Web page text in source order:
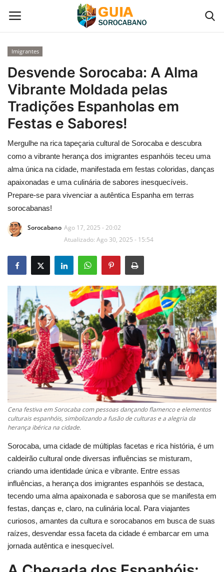
Início
Contato
Gastronomia em Sorocaba
Galeria de Fotos
Categoria
Imigrantes
Desvende Sorocaba: A Alma
Vibrante Moldada pelas
Tradições Espanholas em
Festas e Sabores!
Mergulhe na rica tapeçaria cultural de Sorocaba e descubra
como a vibrante herança dos imigrantes espanhóis teceu uma
alma única na cidade, manifestada em festas coloridas, danças
apaixonadas e uma culinária de sabores inesquecíveis.
Prepare-se para vivenciar a autêntica Espanha em terras
sorocabanas!
Sorocabano Ago 17, 2025 - 20:02
Atualizado: Ago 30, 2025 - 15:54
Cena festiva em Sorocaba com pessoas dançando flamenco e elementos
culturais espanhóis, simbolizando a fusão de culturas e a alegria da
herança ibérica na cidade.
Sorocaba, uma cidade de múltiplas facetas e rica história, é um
caldeirão cultural onde diversas influências se misturam,
criando uma identidade única e vibrante. Entre essas
influências, a herança dos imigrantes espanhóis se destaca,
tecendo uma alma apaixonada e saborosa que se manifesta em
festas, danças e, claro, na culinária local. Para viajantes
curiosos, amantes da cultura e sorocabanos em busca de suas
raízes, desvendar essa faceta da cidade é embarcar em uma
jornada autêntica e inesquecível.